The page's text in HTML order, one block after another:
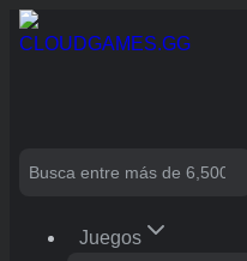
Skip
to
Search
Juegos